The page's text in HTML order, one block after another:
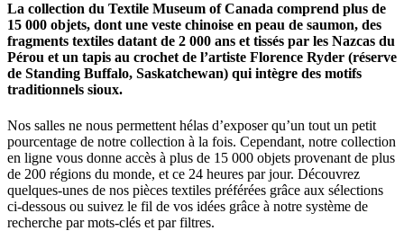
La collection du Textile Museum of Canada comprend plus de
15 000 objets, dont une veste chinoise en peau de saumon, des
fragments textiles datant de 2 000 ans et tissés par les Nazcas du
Pérou et un tapis au crochet de l’artiste Florence Ryder (réserve
de Standing Buffalo, Saskatchewan) qui intègre des motifs
traditionnels sioux.
Nos salles ne nous permettent hélas d’exposer qu’un tout un petit
pourcentage de notre collection à la fois. Cependant, notre collection
en ligne vous donne accès à plus de 15 000 objets provenant de plus
de 200 régions du monde, et ce 24 heures par jour. Découvrez
quelques-unes de nos pièces textiles préférées grâce aux sélections
ci-dessous ou suivez le fil de vos idées grâce à notre système de
recherche par mots-clés et par filtres.